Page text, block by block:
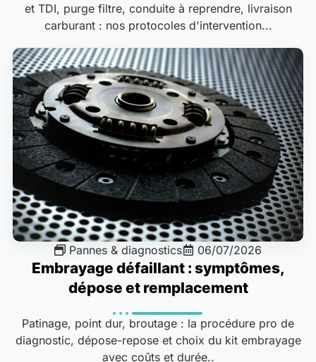
et TDI, purge filtre, conduite à reprendre, livraison
carburant : nos protocoles d'intervention...
Pannes & diagnostics 06/07/2026
Embrayage défaillant : symptômes,
dépose et remplacement
Patinage, point dur, broutage : la procédure pro de
diagnostic, dépose-repose et choix du kit embrayage
avec coûts et durée..